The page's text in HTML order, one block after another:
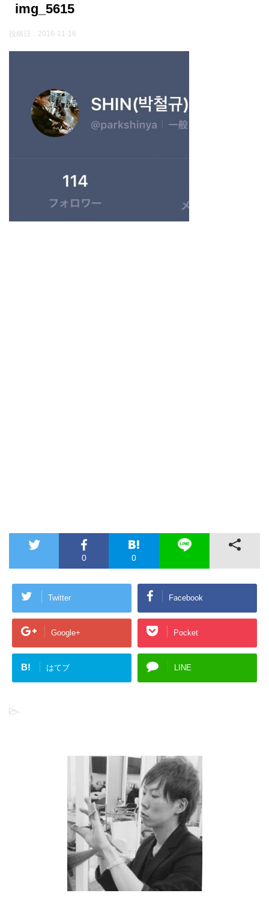
img_5615
投稿日： 2016-11-16
0 0
Twitter Facebook
Google+ Pocket
B! はてブ LINE
-